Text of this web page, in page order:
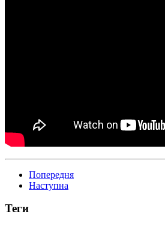
Попередня
Наступна
Теги